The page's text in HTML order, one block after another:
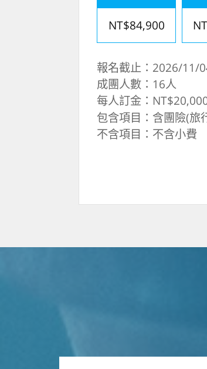
NT$84,900
報名截止：2026/11/
成團人數：16人
每人訂金：
包含項目：含團險(旅
不含項目：不含小費